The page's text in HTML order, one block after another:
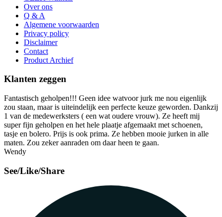
Over ons
Q & A
Algemene voorwaarden
Privacy policy
Disclaimer
Contact
Product Archief
Klanten zeggen
Fantastisch geholpen!!! Geen idee watvoor jurk me nou eigenlijk
zou staan, maar is uiteindelijk een perfecte keuze geworden. Dankzij
1 van de medewerksters ( een wat oudere vrouw). Ze heeft mij
super fijn geholpen en het hele plaatje afgemaakt met schoenen,
tasje en bolero. Prijs is ook prima. Ze hebben mooie jurken in alle
maten. Zou zeker aanraden om daar heen te gaan.
Wendy
See/Like/Share